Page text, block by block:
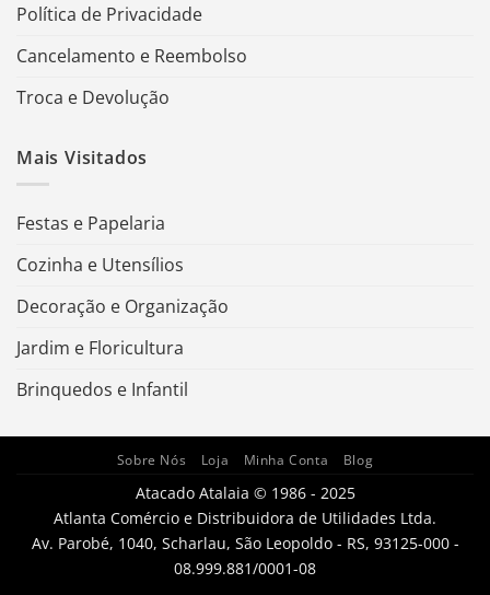
Política de Privacidade
Cancelamento e Reembolso
Troca e Devolução
Mais Visitados
Festas e Papelaria
Cozinha e Utensílios
Decoração e Organização
Jardim e Floricultura
Brinquedos e Infantil
Sobre Nós Loja Minha Conta Blog
Atacado Atalaia © 1986 - 2025
Atlanta Comércio e Distribuidora de Utilidades Ltda.
Av. Parobé, 1040, Scharlau, São Leopoldo - RS, 93125-000 -
08.999.881/0001-08